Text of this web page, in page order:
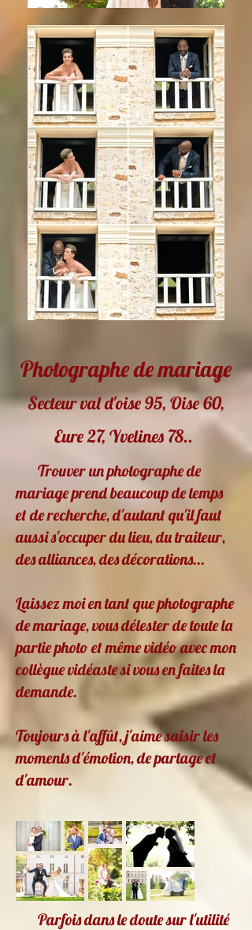
Photographe de mariage
Secteur val d'oise 95, Oise 60,
Eure 27, Yvelines 78..
Trouver un photographe de
mariage prend beaucoup de temps
et de recherche, d'autant qu'il faut
aussi s'occuper du lieu, du traiteur,
des alliances, des décorations...
Laissez moi en tant que photographe
de mariage, vous délester de toute la
partie photo et même vidéo avec mon
collègue vidéaste si vous en faites la
demande.
Toujours à l'affût, j'aime saisir les
moments d'émotion, de partage et
d'amour.
Parfois dans le doute sur l'utilité